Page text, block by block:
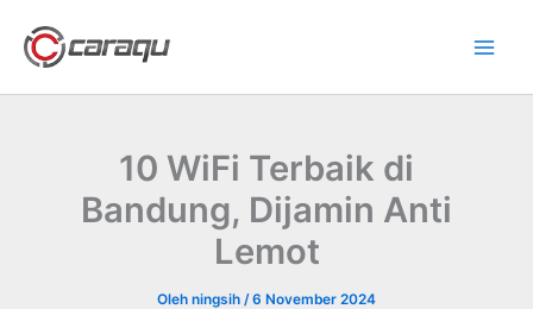
konten
10 WiFi Terbaik di
Bandung, Dijamin Anti
Lemot
Oleh ningsih /6 November 2024